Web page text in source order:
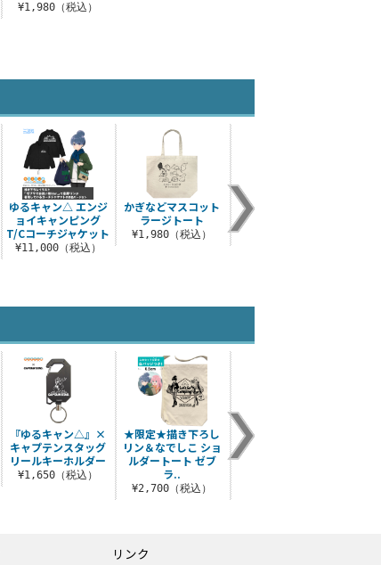
¥1,980（税込）
ゆるキャン△ エンジ
ョイキャンピング
T/Cコーチジャケット
¥11,000（税込）
かぎなどマスコット
ラージトート
¥1,980（税込）
ゆるキャン△ ラージ
『ゆるキャン△』×
キャプテンスタッグ
リールキーホルダー
¥1,650（税込）
★限定★描き下ろし
リン＆なでしこ ショ
ルダートート ゼブ
ラ..
¥2,700（税込）
描き下ろし リン＆な
でしこ ミニステッカ
リンク